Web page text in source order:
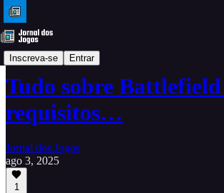
Inscreva-se Entrar
Dicas
Tudo sobre
requisitos…
Jornal dos Jogos
ago 3, 2025
1